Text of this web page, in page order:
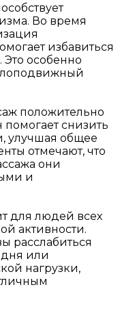
Во время
избавиться
особенно
положительно
снизить
улучшая общее
отмечают, что
они
и
для людей всех
активности.
расслабиться
или
нагрузки,